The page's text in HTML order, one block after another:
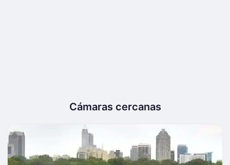
Cámaras cercanas